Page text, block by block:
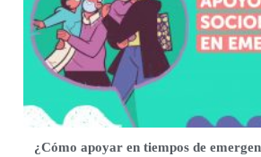
¿Cómo apoyar en tiempos de